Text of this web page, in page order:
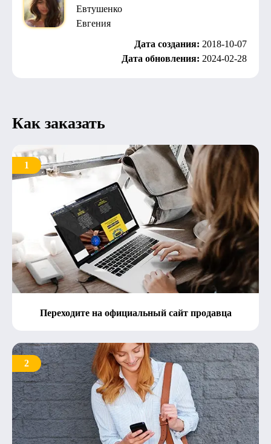
Евтушенко
Евгения
Дата создания: 2018-10-07
Дата обновления: 2024-02-28
Как заказать
1
Переходите на официальный сайт продавца
2